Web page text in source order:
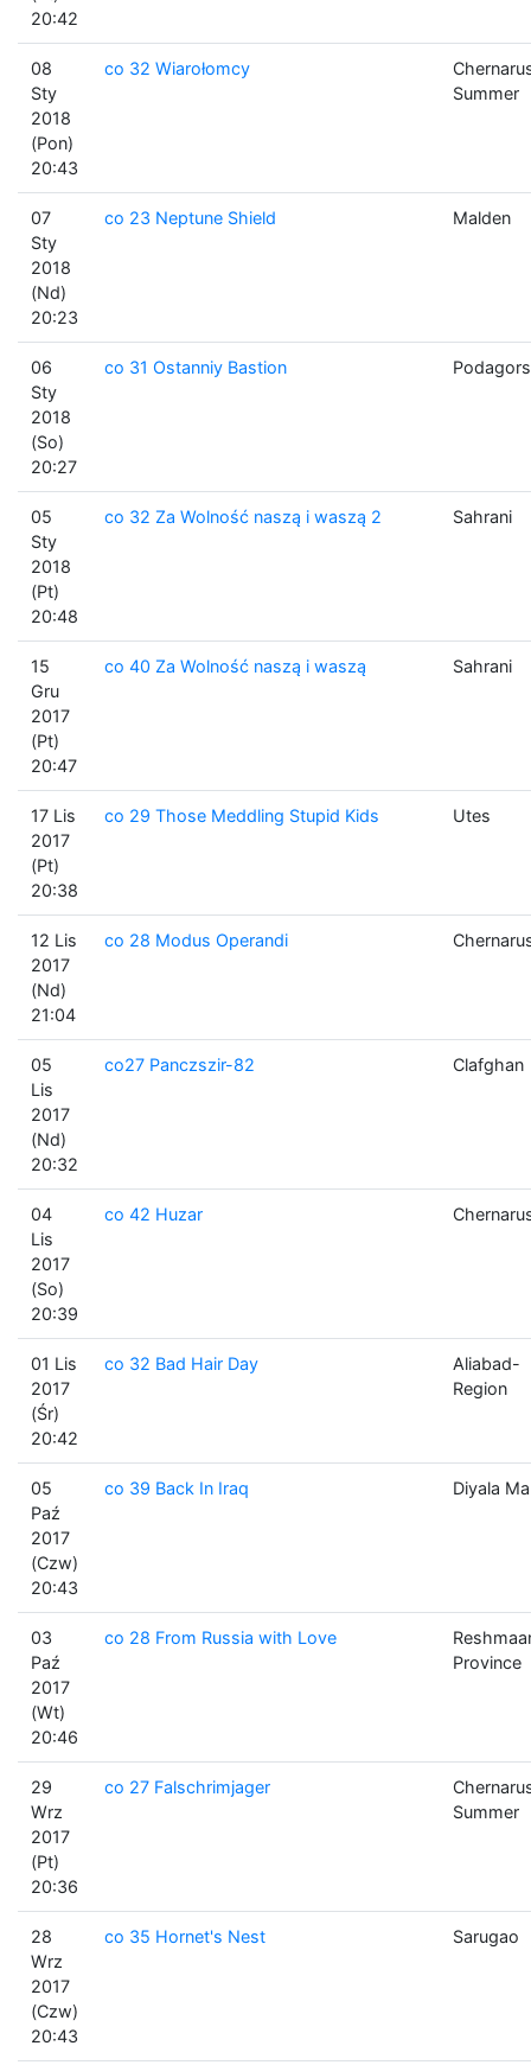
20:42
08
Sty
2018
(Pon)
20:43
co 32 Wiarołomcy
Summer
07
Sty
2018
(Nd)
20:23
co 23 Neptune Shield Malden
06
Sty
2018
(So)
20:27
co 31 Ostanniy Bastion
05
Sty
2018
(Pt)
20:48
co 32 Za Wolność naszą i waszą 2 Sahrani
15
Gru
2017
(Pt)
20:47
co 40 Za Wolność naszą i waszą Sahrani
17 Lis
2017
(Pt)
20:38
co 29 Those Meddling Stupid Kids Utes
12 Lis
2017
(Nd)
21:04
co 28 Modus Operandi
05
Lis
2017
(Nd)
20:32
co27 Panczszir-82 Clafghan
04
Lis
2017
(So)
20:39
co 42 Huzar
01 Lis
2017
(Śr)
20:42
co 32 Bad Hair Day
Aliabad-
Region
05
Paź
2017
(Czw)
20:43
co 39 Back In Iraq Diyala
03
Paź
2017
(Wt)
20:46
co 28 From Russia with Love
Province
29
Wrz
2017
(Pt)
20:36
co 27 Falschrimjager
Summer
28
Wrz
2017
(Czw)
20:43
co 35 Hornet's Nest Sarugao